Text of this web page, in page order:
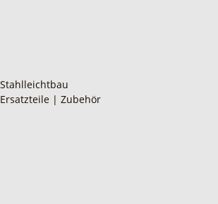
Stahlleichtbau
Ersatzteile | Zubehör